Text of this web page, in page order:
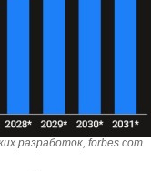
разработок, forbes.com